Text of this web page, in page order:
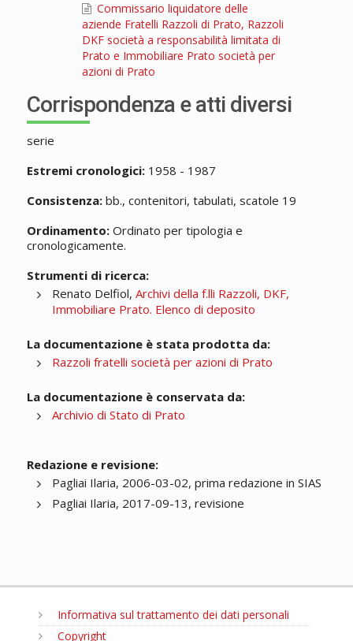
Commissario liquidatore delle
aziende Fratelli Razzoli di Prato, Razzoli
DKF società a responsabilità limitata di
Prato e Immobiliare Prato società per
azioni di Prato
Corrispondenza e atti diversi
serie
Estremi cronologici:1958 - 1987
Consistenza:bb., contenitori, tabulati, scatole 19
Ordinamento:Ordinato per tipologia e
cronologicamente.
Strumenti di ricerca:
Renato Delfiol, Archivi della f.lli Razzoli, DKF,
Immobiliare Prato. Elenco di deposito
La documentazione è stata prodotta da:
Razzoli fratelli società per azioni di Prato
La documentazione è conservata da:
Archivio di Stato di Prato
Redazione e revisione:
Pagliai Ilaria, 2006-03-02, prima redazione in SIAS
Pagliai Ilaria, 2017-09-13, revisione
Informativa sul trattamento dei dati personali
Copyright